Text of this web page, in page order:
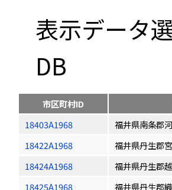
表示データ
DB
市区町村ID
18403A1968
福井県南条郡
18422A1968
福井県丹生郡
18424A1968
福井県丹生郡
18425A1968
福井県丹生郡